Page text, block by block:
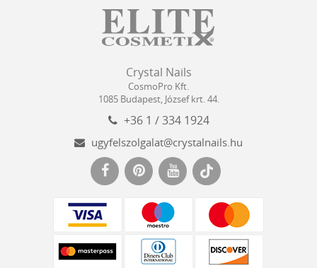
Nails
Kft.
Crystal Nails
CosmoPro Kft.
1085 Budapest, József krt. 44.
+36 1 / 334 1924
ugyfelszolgalat@crystalnails.hu